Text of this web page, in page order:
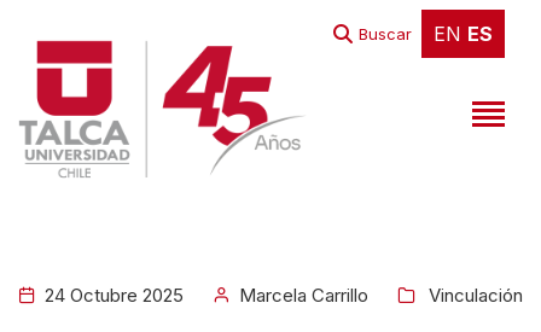
EN ES
Buscar EN ES
24 Octubre 2025 Marcela Carrillo Vinculación